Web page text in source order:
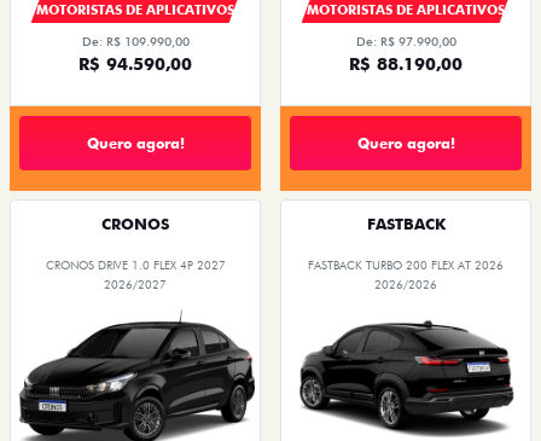
MOTORISTAS DE APLICATIVOS
De: R$ 109.990,00
R$ 94.590,00
Quero agora!
MOTORISTAS DE APLICATIVOS
De: R$ 97.990,00
R$ 88.190,00
Quero agora!
CRONOS
CRONOS DRIVE 1.0 FLEX 4P 2027
2026/2027
FASTBACK
FASTBACK TURBO 200 FLEX AT 2026
2026/2026